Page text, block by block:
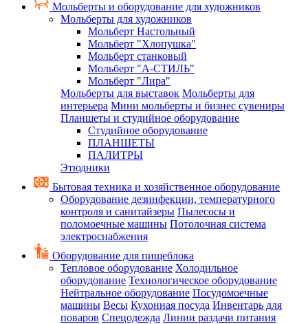
Мольберты и оборудование для художников
Мольберты для художников
Мольберт Настольный
Мольберт "Хлопушка"
Мольберт станковый
Мольберт "А-СТИЛЬ"
Мольберт "Лира"
Мольберты для выставок Мольберты для
интерьера Мини мольберты и бизнес сувениры
Планшеты и студийное оборудование
Студийное оборудование
ПЛАНШЕТЫ
ПАЛИТРЫ
Этюдники
Бытовая техника и хозяйственное оборудование
Оборудование дезинфекции, температурного
контроля и санитайзеры Пылесосы и
поломоечные машины Потолочная система
электроснабжения
Оборудование для пищеблока
Тепловое оборудование Холодильное
оборудование Технологическое оборудование
Нейтральное оборудование Посудомоечные
машины Весы Кухонная посуда Инвентарь для
поваров Спецодежда Линии раздачи питания